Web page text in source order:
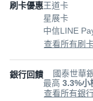
刷卡優惠王道卡
星展卡
中信LINE
查看所有刷
銀行回饋
國泰世華
最高 3.3%小
查看所有銀